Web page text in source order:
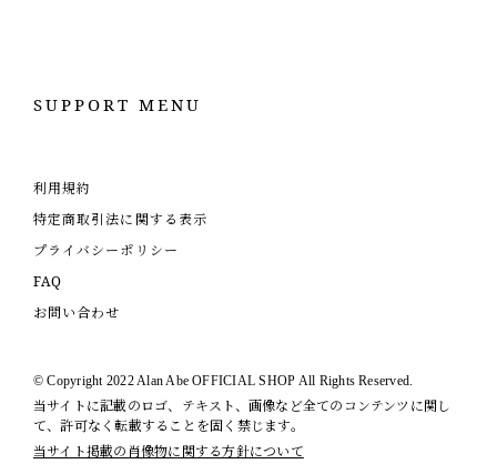
SUPPORT MENU
利用規約
特定商取引法に関する表示
プライバシーポリシー
FAQ
お問い合わせ
© Copyright 2022 Alan Abe OFFICIAL SHOP All Rights Reserved.
当サイトに記載のロゴ、テキスト、画像など全てのコンテンツに関し
て、許可なく転載することを固く禁じます。
当サイト掲載の肖像物に関する方針について